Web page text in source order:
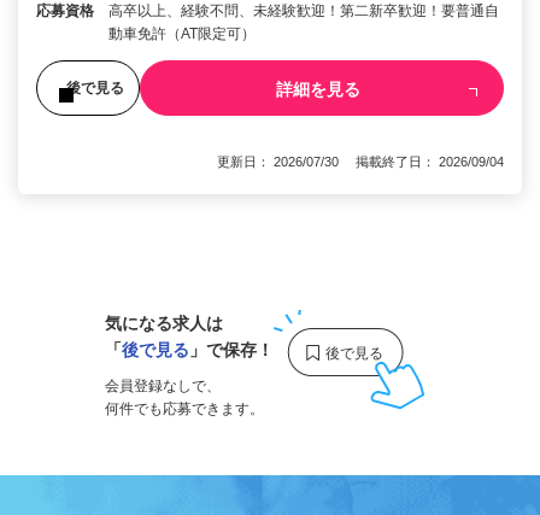
応募資格
高卒以上、経験不問、未経験歓迎！第二新卒歓迎！要普通自
動車免許（AT限定可）
後で見る 詳細を見る
更新日： 2026/07/30 掲載終了日： 2026/09/04
気になる求人は
「後で見る 」で保存！
会員登録なしで、
何件でも応募できます。